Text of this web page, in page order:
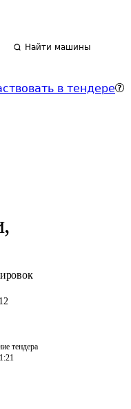
Найти машины
в тендере
тендера